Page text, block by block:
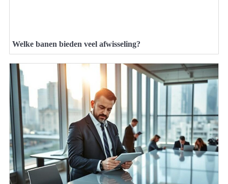
Welke banen bieden veel afwisseling?